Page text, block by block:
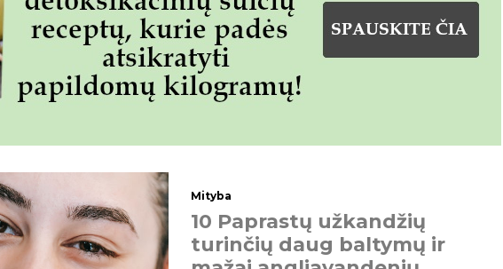
Mityba
10 Paprastų užkandžių
turinčių daug baltymų ir